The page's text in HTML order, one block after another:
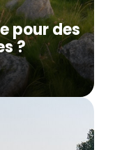
pour des
?